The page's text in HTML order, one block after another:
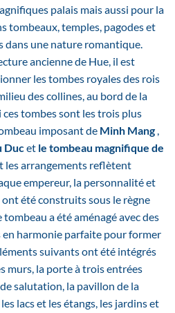
palais mais aussi pour la
tombeaux, temples, pagodes et
dans une nature romantique.
ancienne de Hue, il est
les tombes royales des rois
des collines, au bord de la
tombes sont les trois plus
imposant de Minh Mang,
Ducet le tombeau magnifique de
les arrangements reflètent
empereur, la personnalité et
été construits sous le règne
a été aménagé avec des
harmonie parfaite pour former
suivants ont été intégrés
murs, la porte à trois entrées
salutation, la pavillon de la
lacs et les étangs, les jardins et